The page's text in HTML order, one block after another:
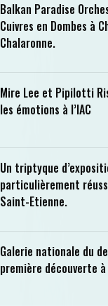
Balkan Paradise
Cuivres en Dombes à
Chalaronne.
Mire Lee et Pipilotti
les émotions à l’IAC
Un triptyque
particulièrement
Saint-Etienne.
Galerie nationale du
première découverte